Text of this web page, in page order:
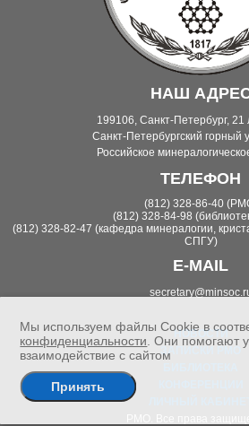
НАШ
199106, Санкт-Петербург, 21
Санкт-Петербургский горный
Российское
ТЕЛЕФОН
(812) 328-86-40
(812) 328-84-98
(812) 328-82-47 (кафедра минералогии,
СПГУ)
E-MAIL
НОВОСТИ
ЗАПИСКИ РМО
Мы используем файлы Cookie в
конфиденциальности . Они помогают
взаимодействие с сайтом
Принять